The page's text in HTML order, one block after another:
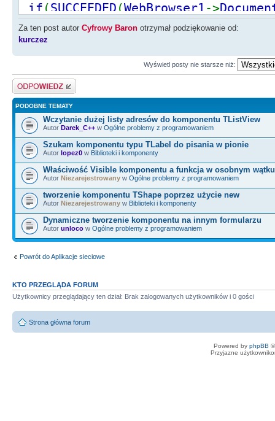
if (SUCCEEDED (WebBrowser1 ->
>QueryInterface(
{
psi->Save(*sa,false);
stm->
Memo1->Lines->LoadFromStream(stm
}
delete stm;
Za ten post autor Cyfrowy Baron otrzymał podziękowanie od:
kurczez
Wyświetl posty nie starsze niż:
Odpowiedz
PODOBNE TEMATY
Wczytanie dużej listy adresów do komponentu TListView
Autor Darek_C++ w Ogólne problemy z programowaniem
Szukam komponentu typu TLabel do pisania w pionie
Autor lopez0 w Biblioteki i komponenty
Właściwość Visible komponentu a funkcja w osobnym
Autor Niezarejestrowany w Ogólne problemy z programowaniem
tworzenie komponentu TShape poprzez użycie new
Autor Niezarejestrowany w Biblioteki i komponenty
Dynamiczne tworzenie komponentu na innym formularzu
Autor unloco w Ogólne problemy z programowaniem
Powrót do Aplikacje sieciowe
KTO PRZEGLĄDA FORUM
Użytkownicy przeglądający ten dział: Brak zalogowanych użytkowników i 0 gości
Strona główna forum
Powered by phpBB
Przyjazne